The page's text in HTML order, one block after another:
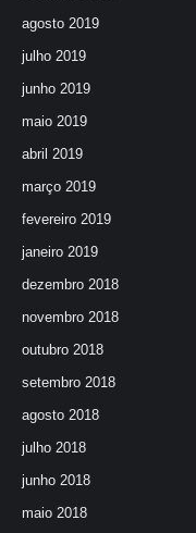
agosto 2019
julho 2019
junho 2019
maio 2019
abril 2019
março 2019
fevereiro 2019
janeiro 2019
dezembro 2018
novembro 2018
outubro 2018
setembro 2018
agosto 2018
julho 2018
junho 2018
maio 2018